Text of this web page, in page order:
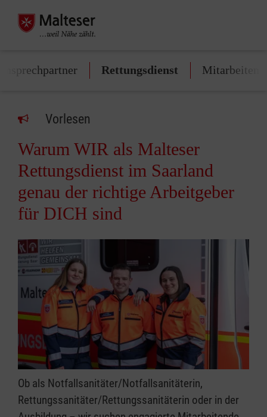
Rettungsdienst Mitarbeiten
Vorlesen
Warum WIR als Malteser
Rettungsdienst im Saarland
genau der richtige Arbeitgeber
für DICH sind
Ob als Notfallsanitäter/Notfallsanitäterin,
Rettungssanitäter/Rettungssanitäterin oder in der